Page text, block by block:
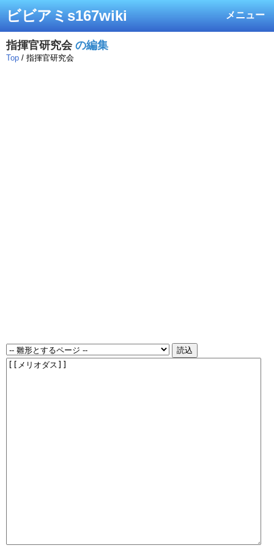
メニュー
ビビアミs167wiki
指揮官研究会の編集
Top / 指揮官研究会